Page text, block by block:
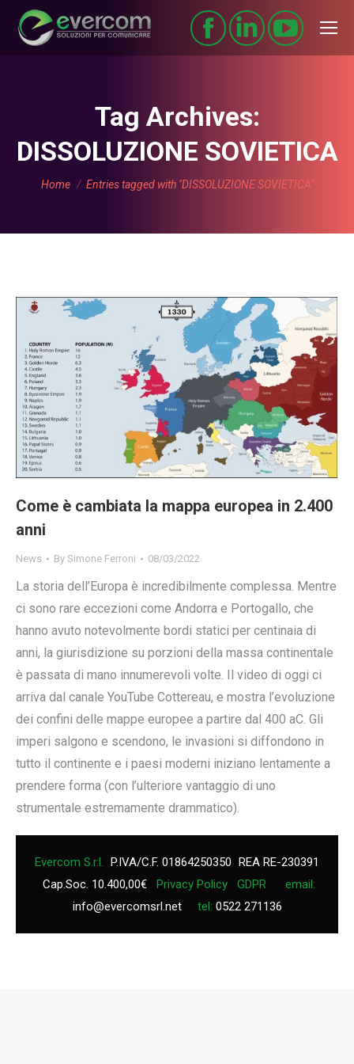
Tag Archives:
DISSOLUZIONE SOVIETICA
You are here:
Home Entries tagged with "DISSOLUZIONE SOVIETICA"
Come è cambiata la mappa europea in 2.400
anni
News By Simone Ferroni 08/03/2022
La storia dell’Europa è incredibilmente complessa. Mentre
ci sono rare eccezioni come Andorra e Portogallo, che
hanno avuto notevolmente bordi statici per centinaia di
anni, la giurisdizione su porzioni della massa continentale
è passata di mano innumerevoli volte. Il video di oggi ci
arriva dal canale YouTube Cottereau, e mostra l’evoluzione
dei confini delle mappe europee a partire dal 400 aC. Gli
imperi salgono e scendono, le invasioni si diffondono in
tutto il continente e i paesi moderni iniziano lentamente a
prendere forma (con l’ulteriore vantaggio di uno
strumentale estremamente drammatico).
Evercom S.r.l. P.IVA/C.F. 01864250350 REA RE-230391
Cap.Soc. 10.400,00€
Privacy Policy GDPR
email:
info@evercomsrl.net
tel: 0522 271136